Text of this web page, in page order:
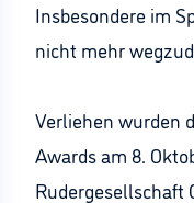
Insbesondere im
nicht mehr
Verliehen wurden
Awards am 8.
Rudergesellschaft